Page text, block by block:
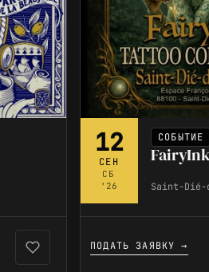
12
СЕН
СБ
'26
СОБЫТИЕ
Saint-Dié-
ПОДАТЬ ЗАЯВКУ →